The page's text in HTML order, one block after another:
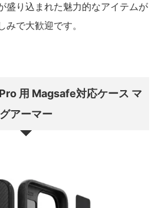
盛り込まれた魅力的なアイテムが
で大歓迎です。
用 Magsafe対応ケース マ
グアーマー